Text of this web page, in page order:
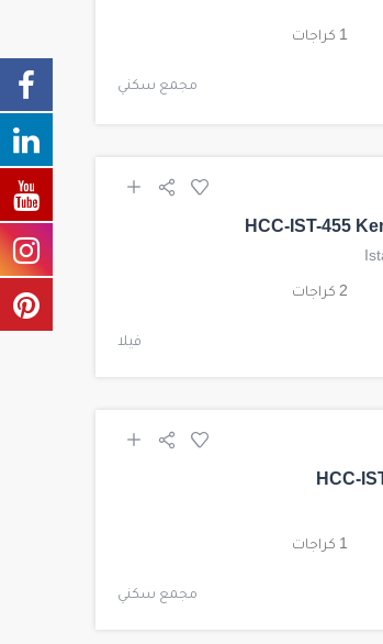
1 كراجات
مجمع سكني
HCC-IST-455
2 كراجات
فيلا
HCC-
1 كراجات
مجمع سكني